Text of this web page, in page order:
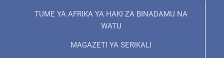
TUME YA AFRIKA YA HAKI ZA BINADAMU NA
WATU
MAGAZETI YA SERIKALI